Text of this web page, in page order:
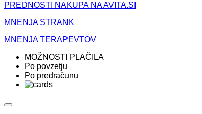
PREDNOSTI NAKUPA NA AVITA.SI
MNENJA STRANK
MNENJA TERAPEVTOV
MOŽNOSTI PLAČILA
Po povzetju
Po predračunu